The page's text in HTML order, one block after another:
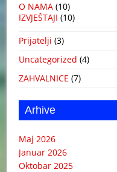
O NAMA (10)
IZVJEŠTAJI (10)
Prijatelji (3)
Uncategorized (4)
ZAHVALNICE (7)
Arhive
Maj 2026
Januar 2026
Oktobar 2025